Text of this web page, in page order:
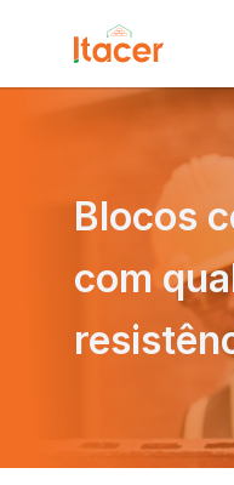
Blocos
com